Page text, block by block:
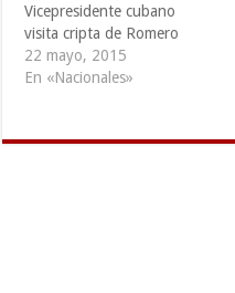
Vicepresidente cubano
visita cripta de Romero
22 mayo, 2015
En «Nacionales»